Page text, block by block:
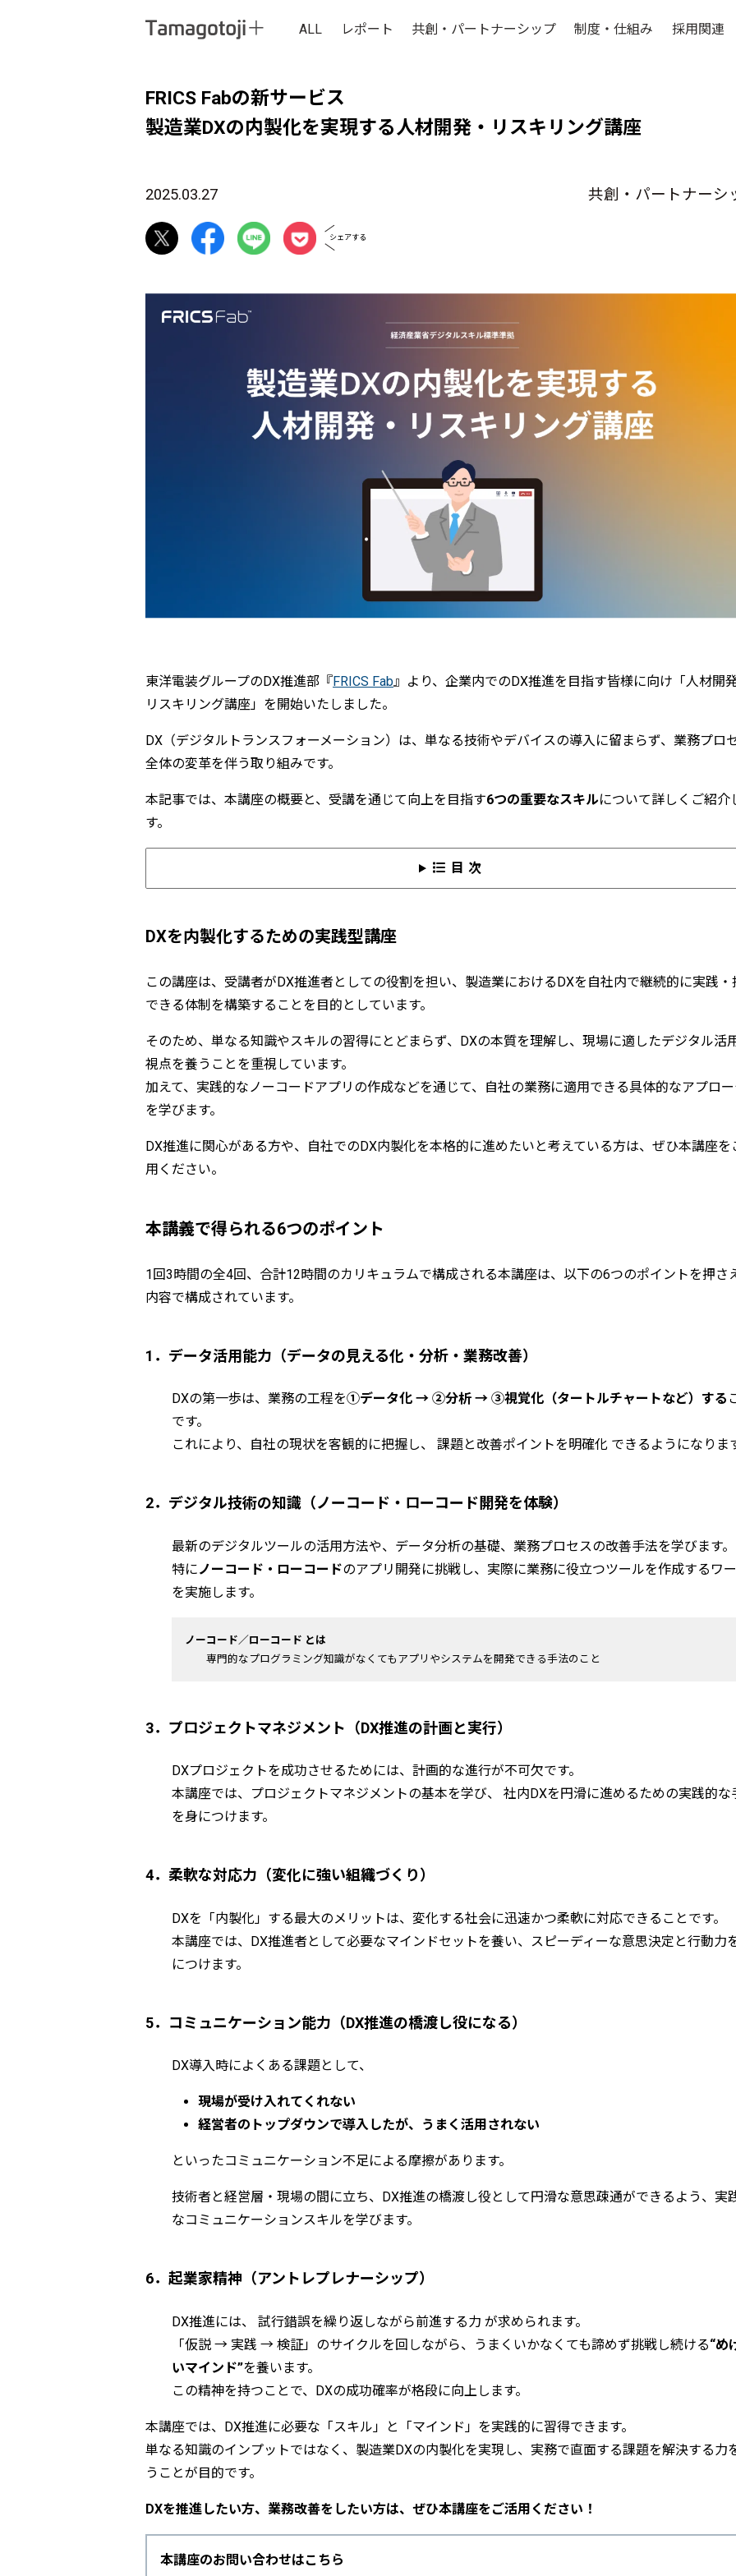
ALL レポート 共創・パートナーシップ 制度・仕組み 採用関連
FRICS Fabの新サービス
製造業DXの内製化を実現する人材開発・リスキリング講座
2025.03.27 共創・パートナーシ
シェアする
東洋電装グループのDX推進部『FRICS Fab』より、企業内でのDX推進を目指す皆様に向け「人材開
リスキリング講座」を開始いたしました。
DX（デジタルトランスフォーメーション）は、単なる技術やデバイスの導入に留まらず、業務プロ
全体の変革を伴う取り組みです。
本記事では、本講座の概要と、受講を通じて向上を目指す6つの重要なスキルについて詳しくご紹介
す。
目次
DXを内製化するための実践型講座
この講座は、受講者がDX推進者としての役割を担い、製造業におけるDXを自社内で継続的に実践・
できる体制を構築することを目的としています。
そのため、単なる知識やスキルの習得にとどまらず、DXの本質を理解し、現場に適したデジタル活
視点を養うことを重視しています。
加えて、実践的なノーコードアプリの作成などを通じて、自社の業務に適用できる具体的なアプロ
を学びます。
DX推進に関心がある方や、自社でのDX内製化を本格的に進めたいと考えている方は、ぜひ本講座を
用ください。
本講義で得られる6つのポイント
1回3時間の全4回、合計12時間のカリキュラムで構成される本講座は、以下の6つのポイントを押さ
内容で構成されています。
1．データ活用能力（データの見える化・分析・業務改善）
DXの第一歩は、業務の工程を①データ化 → ②分析 → ③視覚化（タートルチャートなど）する
です。
これにより、自社の現状を客観的に把握し、 課題と改善ポイントを明確化 できるようになりま
2．デジタル技術の知識（ノーコード・ローコード開発を体験）
最新のデジタルツールの活用方法や、データ分析の基礎、業務プロセスの改善手法を学びます。
特にノーコード・ローコードのアプリ開発に挑戦し、実際に業務に役立つツールを作成するワ
を実施します。
ノーコード／ローコード とは
専門的なプログラミング知識がなくてもアプリやシステムを開発できる手法のこと
3．プロジェクトマネジメント（DX推進の計画と実行）
DXプロジェクトを成功させるためには、計画的な進行が不可欠です。
本講座では、プロジェクトマネジメントの基本を学び、 社内DXを円滑に進めるための実践的な
を身につけます。
4．柔軟な対応力（変化に強い組織づくり）
DXを「内製化」する最大のメリットは、変化する社会に迅速かつ柔軟に対応できることです。
本講座では、DX推進者として必要なマインドセットを養い、スピーディーな意思決定と行動力
につけます。
5．コミュニケーション能力（DX推進の橋渡し役になる）
DX導入時によくある課題として、
現場が受け入れてくれない
経営者のトップダウンで導入したが、うまく活用されない
といったコミュニケーション不足による摩擦があります。
技術者と経営層・現場の間に立ち、DX推進の橋渡し役として円滑な意思疎通ができるよう、実
なコミュニケーションスキルを学びます。
6．起業家精神（アントレプレナーシップ）
DX推進には、 試行錯誤を繰り返しながら前進する力 が求められます。
「仮説 → 実践 → 検証」のサイクルを回しながら、うまくいかなくても諦めず挑戦し続ける“め
いマインド”を養います。
この精神を持つことで、DXの成功確率が格段に向上します。
本講座では、DX推進に必要な「スキル」と「マインド」を実践的に習得できます。
単なる知識のインプットではなく、製造業DXの内製化を実現し、実務で直面する課題を解決する力
うことが目的です。
DXを推進したい方、業務改善をしたい方は、ぜひ本講座をご活用ください！
本講座のお問い合わせはこちら